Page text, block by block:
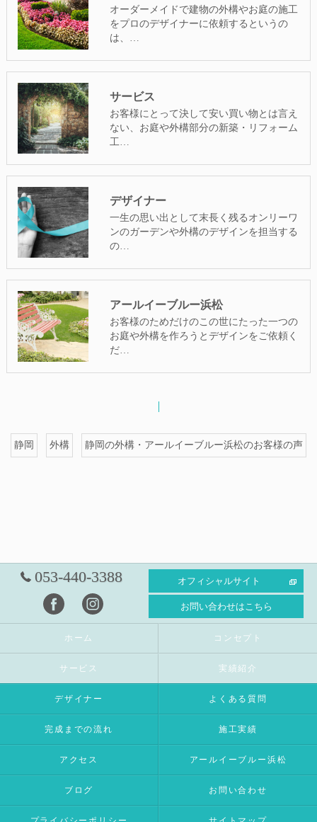
オーダーメイドで建物の外構やお庭の施工
をプロのデザイナーに依頼するというの
は、…
サービス
お客様にとって決して安い買い物とは言え
ない、お庭や外構部分の新築・リフォーム
工…
デザイナー
一生の思い出として末長く残るオンリーワ
ンのガーデンや外構のデザインを担当する
の…
アールイーブルー浜松
お客様のためだけのこの世にたった一つの
お庭や外構を作ろうとデザインをご依頼く
だ…
静岡 外構 静岡の外構・アールイーブルー浜松のお客様の声
053-440-3388 オフィシャルサイト
お問い合わせはこちら
ホーム コンセプト
サービス 実績紹介
デザイナー よくある質問
完成までの流れ 施工実績
アクセス アールイーブルー浜松
ブログ お問い合わせ